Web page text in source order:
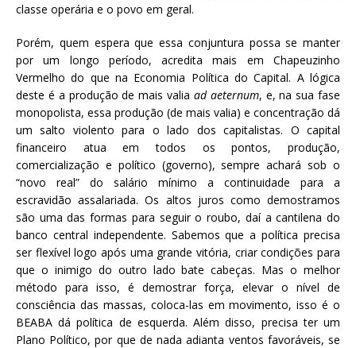
classe operária e o povo em geral.
Porém, quem espera que essa conjuntura possa se manter
por um longo período, acredita mais em Chapeuzinho
Vermelho do que na Economia Política do Capital. A lógica
deste é a produção de mais valia ad aeternum, e, na sua fase
monopolista, essa produção (de mais valia) e concentração dá
um salto violento para o lado dos capitalistas. O capital
financeiro atua em todos os pontos, produção,
comercialização e político (governo), sempre achará sob o
“novo real” do salário mínimo a continuidade para a
escravidão assalariada. Os altos juros como demostramos
são uma das formas para seguir o roubo, daí a cantilena do
banco central independente. Sabemos que a política precisa
ser flexível logo após uma grande vitória, criar condições para
que o inimigo do outro lado bate cabeças. Mas o melhor
método para isso, é demostrar força, elevar o nível de
consciência das massas, coloca-las em movimento, isso é o
BEABA dá política de esquerda. Além disso, precisa ter um
Plano Político, por que de nada adianta ventos favoráveis, se